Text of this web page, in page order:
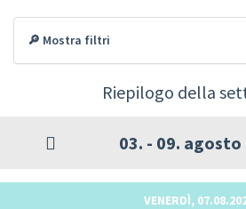
🔎 Mostra filtri
Riepilogo della
03. - 09. agosto
VENERDÌ,